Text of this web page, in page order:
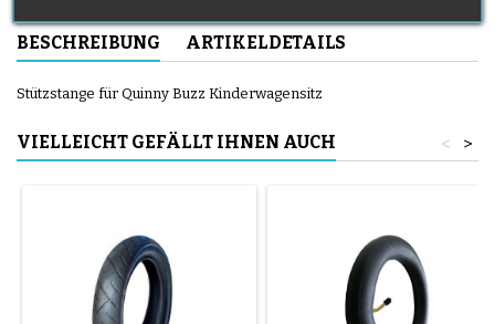
BESCHREIBUNG ARTIKELDETAILS
Stützstange für Quinny Buzz Kinderwagensitz
VIELLEICHT GEFÄLLT IHNEN AUCH >
<